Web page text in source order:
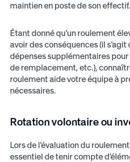
maintien en poste de son effectif.
Étant donné qu'un roulement
avoir des conséquences (il s'agit
dépenses supplémentaires
de remplacement, etc.),
roulement aide votre équipe à
nécessaires.
Rotation volontaire ou
Lors de l'évaluation du
essentiel de tenir compte